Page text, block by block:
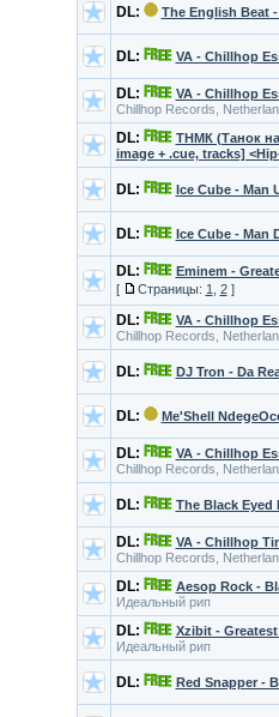
DL: The English Beat
DL: VA - Chillhop
DL:
VA - Chillhop
Chillhop Records,
DL:
ТНМК (Танок на
image + .cue, tracks]
DL: Ice Cube - Man
DL: Ice Cube - Man
DL:
Eminem -
[
Страницы: 1 2]
DL:
VA - Chillhop
Chillhop Records,
DL: DJ Tron - Da
DL: Me'Shell
DL:
VA - Chillhop
Chillhop Records,
DL: The Black Eyed
DL:
VA - Chillhop
Chillhop Records,
DL:
Aesop Rock -
Идеальный рип
DL:
Xzibit -
Идеальный рип
DL: Red Snapper -